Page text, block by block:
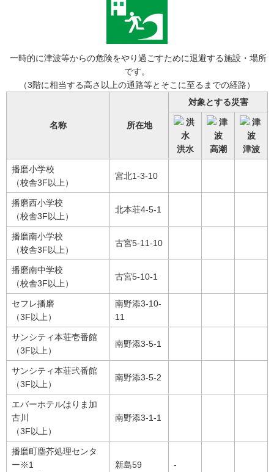
一時的に津波等からの危険をやり過ごすために退避する施設・場所
です。
（3階に相当する高さ以上の通路等とそこに至るまでの経路）
名称 所在地
対象とする災害
洪水 高潮 津波
播磨小学校
（校舎3F以上）
宮北1-3-10
播磨西小学校
（校舎3F以上）
北本荘4-5-1
播磨南小学校
（校舎3F以上）
古宮5-11-10
播磨南中学校
（校舎3F以上）
古宮5-10-1
セフレ播磨
（3F以上）
南野添3-10-
11
サンシティ本荘壱番館
（3F以上）
南野添3-5-1
サンシティ本荘弐番館
（3F以上）
南野添3-5-2
エバーホテルはりま加
古川
（3F以上）
南野添3-1-1
播磨町塵芥処理センタ
ー※1
新島59 -